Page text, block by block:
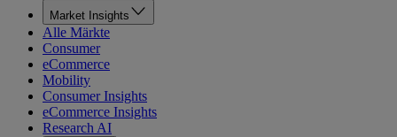
Market Insights
Alle Märkte
Consumer
eCommerce
Mobility
Consumer Insights
eCommerce Insights
Research AI